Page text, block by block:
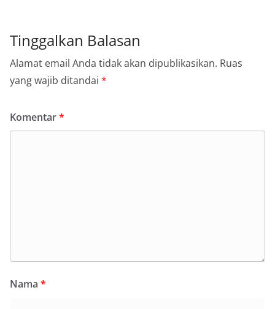
Tinggalkan Balasan
Alamat email Anda tidak akan dipublikasikan. Ruas
yang wajib ditandai *
Komentar*
Nama *